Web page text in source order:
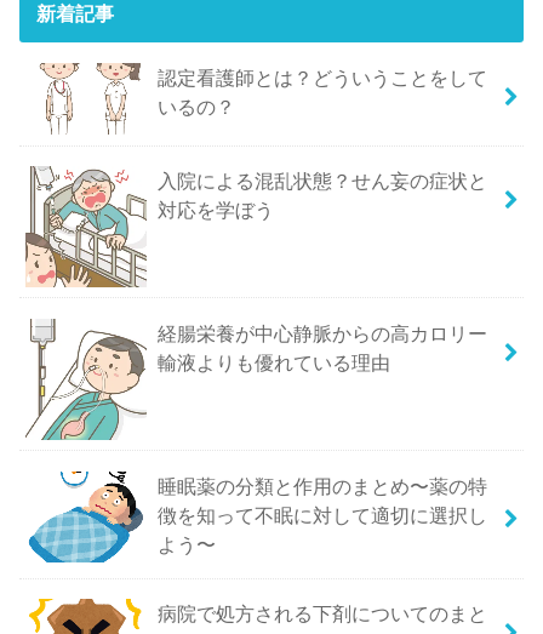
新着記事
認定看護師とは？どういうことをして
いるの？
入院による混乱状態？せん妄の症状と
対応を学ぼう
経腸栄養が中心静脈からの高カロリー
輸液よりも優れている理由
睡眠薬の分類と作用のまとめ〜薬の特
徴を知って不眠に対して適切に選択し
よう〜
病院で処方される下剤についてのまと